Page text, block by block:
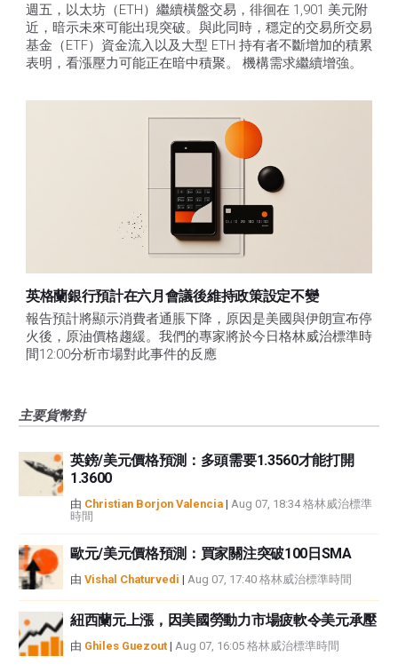
週五，以太坊（ETH）繼續橫盤交易，徘徊在 1,901 美元附
近，暗示未來可能出現突破。與此同時，穩定的交易所交易
基金（ETF）資金流入以及大型 ETH 持有者不斷增加的積累
表明，看漲壓力可能正在暗中積聚。 機構需求繼續增強。
英格蘭銀行預計在六月會議後維持政策設定不變
報告預計將顯示消費者通脹下降，原因是美國與伊朗宣布停
火後，原油價格趨緩。我們的專家將於今日格林威治標準時
間12:00分析市場對此事件的反應
主要貨幣對
英鎊/美元價格預測：多頭需要1.3560才能打開
1.3600
由 Christian Borjon Valencia | Aug 07, 18:34 格林威治標準
時間
歐元/美元價格預測：買家關注突破100日SMA
由 Vishal Chaturvedi | Aug 07, 17:40 格林威治標準時間
紐西蘭元上漲，因美國勞動力市場疲軟令美元承壓
由 Ghiles Guezout | Aug 07, 16:05 格林威治標準時間